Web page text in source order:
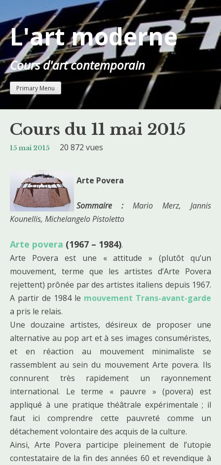
to
content
L'art moderne
Cours d'art contemporain
Primary Menu
Cours du 11 mai 2015
15 mai 2015 20 872 vues
Arte Povera
Sommaire : Mario Merz, Jannis
Kounellis, Michelangelo Pistoletto
Arte povera (1967 – 1984).
Arte Povera est une « attitude » (plutôt qu’un
mouvement, terme que les artistes d’Arte Povera
rejettent) prônée par des artistes italiens depuis 1967.
A partir de 1984 le mouvement Trans-avant-garde
a pris le relais.
Une douzaine artistes, désireux de proposer une
alternative au pop art et à ses images consuméristes,
et en réaction au mouvement minimaliste se
rassemblent au sein du mouvement Arte povera. Ils
connurent très rapidement un rayonnement
international. Le terme « pauvre » (povera) est
appliqué à une pratique théâtrale expérimentale ; il
faut ici comprendre cette pauvreté comme un
détachement volontaire des acquis de la culture.
Ainsi, Arte Povera participe pleinement de l’utopie
contestataire de la fin des années 60 et revendique à